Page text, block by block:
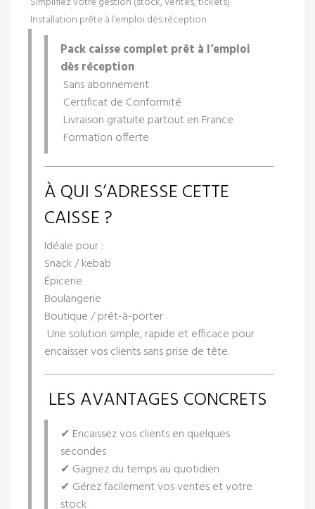
Installation prête à l’emploi dès réception
Pack caisse complet prêt à l’emploi
dès réception
Sans abonnement
Certificat de Conformité
Livraison gratuite partout en France
Formation offerte
À QUI S’ADRESSE CETTE
CAISSE ?
Idéale pour :
Snack / kebab
Épicerie
Boulangerie
Boutique / prêt-à-porter
Une solution simple, rapide et efficace pour
encaisser vos clients sans prise de tête.
LES AVANTAGES CONCRETS
✔ Encaissez vos clients en quelques
secondes
✔ Gagnez du temps au quotidien
✔ Gérez facilement vos ventes et votre
stock